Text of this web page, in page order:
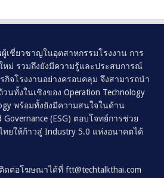
ผู้เชี่ยวชาญในอุตสาหกรรมโรงงาน การ
หม่ รวมถึงยังมีความรู้และประสบการณ์
จโรงงานอย่างครอบคลุม จึงสามารถนำ
นทั้งในเชิงของ Operation Technology
พร้อมทั้งยังมีความสนใจในด้าน
Governance (ESG) ตอบโจทย์การช่วย
ยให้ก้าวสู่ Industry 5.0 แห่งอนาคตได้
ติดต่อโฆษณาได้ที่ftt@techtalkthai.com